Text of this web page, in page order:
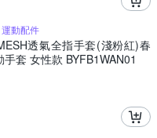
動配件
透氣全指手套(淺粉紅)春
套 女性款 BYFB1WAN01